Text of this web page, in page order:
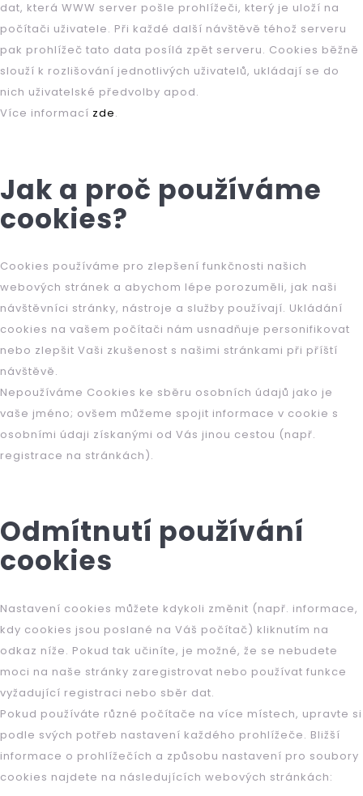
dat, která WWW server pošle prohlížeči, který je uloží na
počítači uživatele. Při každé další návštěvě téhož serveru
pak prohlížeč tato data posílá zpět serveru. Cookies běžně
slouží k rozlišování jednotlivých uživatelů, ukládají se do
nich uživatelské předvolby apod.
Více informací zde.
Jak a proč používáme
cookies?
Cookies používáme pro zlepšení funkčnosti našich
webových stránek a abychom lépe porozuměli, jak naši
návštěvníci stránky, nástroje a služby používají. Ukládání
cookies na vašem počítači nám usnadňuje personifikovat
nebo zlepšit Vaši zkušenost s našimi stránkami při příští
návštěvě.
Nepoužíváme Cookies ke sběru osobních údajů jako je
vaše jméno; ovšem můžeme spojit informace v cookie s
osobními údaji získanými od Vás jinou cestou (např.
registrace na stránkách).
Odmítnutí používání
cookies
Nastavení cookies můžete kdykoli změnit (např. informace,
kdy cookies jsou poslané na Váš počítač) kliknutím na
odkaz níže. Pokud tak učiníte, je možné, že se nebudete
moci na naše stránky zaregistrovat nebo používat funkce
vyžadující registraci nebo sběr dat.
Pokud používáte různé počítače na více místech, upravte si
podle svých potřeb nastavení každého prohlížeče. Bližší
informace o prohlížečích a způsobu nastavení pro soubory
cookies najdete na následujících webových stránkách:
u
j
e
t
n
a
j
í
t
?
HLEDAT
p
o
r
u
u
j
e
m
e
KOMODA
700